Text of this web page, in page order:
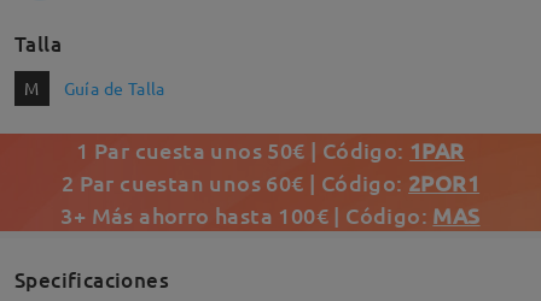
Talla
M Guía de Talla
1 Par cuesta unos 50€ | Código: 1PAR
2 Par cuestan unos 60€ | Código: 2POR1
3+ Más ahorro hasta 100€ | Código: MAS
Specificaciones